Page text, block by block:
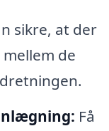
sikre, at der
de
Få